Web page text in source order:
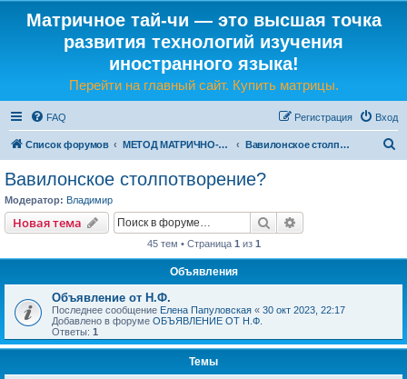
Матричное тай-чи — это высшая точка
развития технологий изучения
иностранного языка!
Перейти на главный сайт. Купить матрицы.
FAQ Вход
Регистрация
Список форумов МЕТОД МАТРИЧНО-ЯЗЫКОВОГО ТАЙ-ЧИ Вавилонское столпотворение?
Вавилонское столпотворение?
Модератор: Владимир
Новая тема Поиск
45 тем • Страница 1 из 1
Объявления
Объявление от Н.Ф.
Последнее сообщение Елена Папуловская « 30 окт 2023, 22:17
Добавлено в форуме ОБЪЯВЛЕНИЕ ОТ Н.Ф.
Ответы: 1
Темы